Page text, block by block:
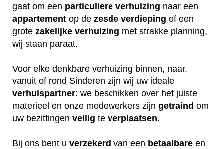
gaat om een particuliere verhuizing naar een
appartement op de zesde verdieping of een
grote zakelijke verhuizing met strakke planning,
wij staan paraat.
Voor elke denkbare verhuizing binnen, naar,
vanuit of rond Sinderen zijn wij uw ideale
verhuispartner: we beschikken over het juiste
materieel en onze medewerkers zijn getraind om
uw bezittingen veilig te verplaatsen.
Bij ons bent u verzekerd van een betaalbare en